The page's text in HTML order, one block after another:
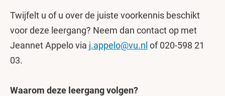
Twijfelt u of u over de juiste voorkennis beschikt
voor deze leergang? Neem dan contact op met
Jeannet Appelo via j.appelo@vu.nl of 020-598 21
03.
Waarom deze leergang volgen?